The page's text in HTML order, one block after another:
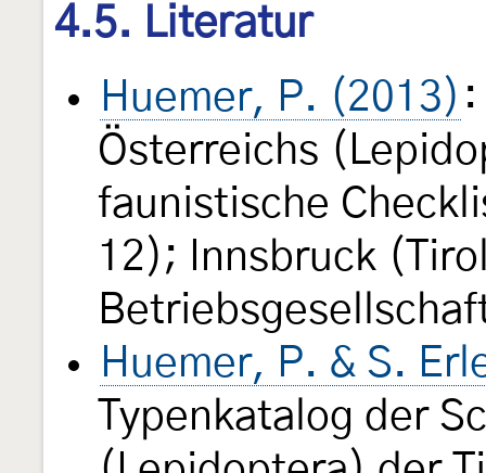
4.5. Literatur
Huemer, P. (2013)
Österreichs
faunistische
12); Innsbruck
Huemer, P. & S.
Typenkatalog der